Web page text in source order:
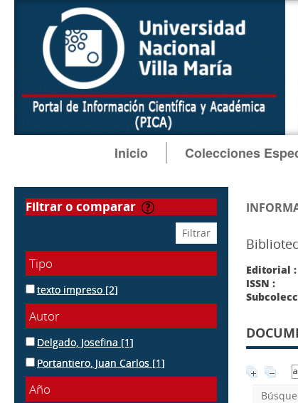
Inicio Colecciones
filtrar o comparar
Tipo
texto impreso [2]
Autor
Delgado, Josefina [1]
Portantiero, Juan Carlos [1]
Año
Editorial :
ISSN :